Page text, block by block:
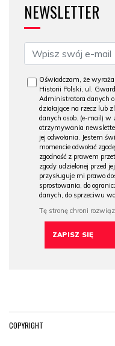
NEWSLETTER
Oświadczam, że
Historii Polski, ul.
Administratora danych
działające na rzecz lub
danych osob. (e-mail) w
otrzymywania
jej odwołania. Jestem
momencie odwołać
zgodność z prawem
zgody udzielonej przed
przysługuje mi prawo
sprostowania, do
danych, do sprzeciwu
COPYRIGHT